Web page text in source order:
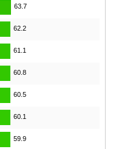
63.7
62.2
61.1
60.8
60.5
60.1
59.9